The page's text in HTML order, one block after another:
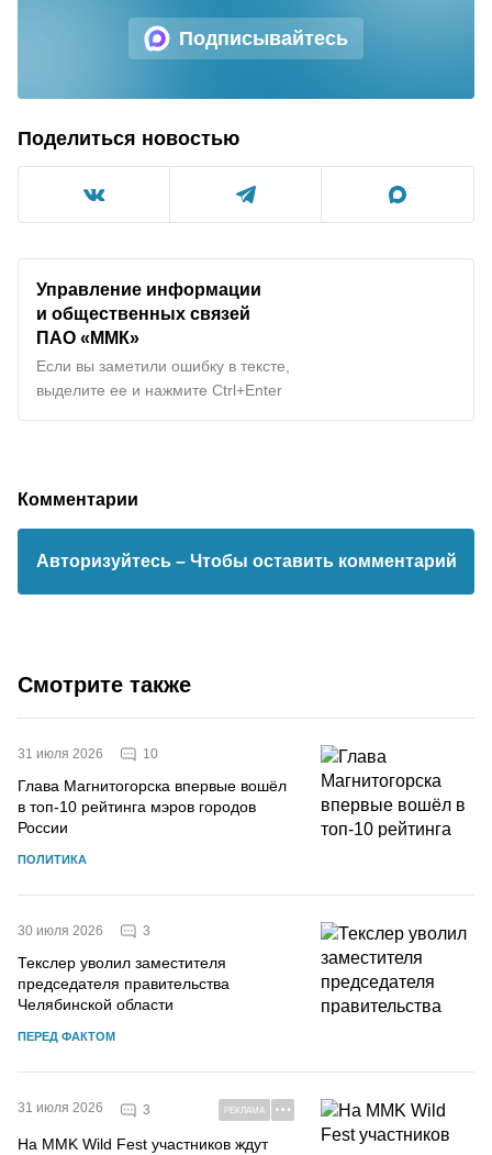
Подписывайтесь
Поделиться новостью
Управление информации
и общественных связей
ПАО «ММК»
Если вы заметили ошибку в тексте,
выделите ее и нажмите Ctrl+Enter
Комментарии
Авторизуйтесь – Чтобы оставить комментарий
Смотрите также
31 июля 2026 10
Глава Магнитогорска впервые вошёл
в топ-10 рейтинга мэров городов
России
ПОЛИТИКА
30 июля 2026 3
Текслер уволил заместителя
председателя правительства
Челябинской области
ПЕРЕД ФАКТОМ
31 июля 2026 3 РЕКЛАМА
На MMK Wild Fest участников ждут